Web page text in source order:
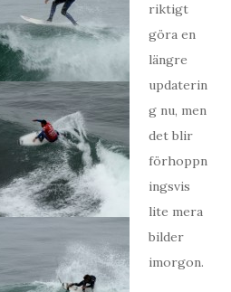
riktigt
göra en
längre
updaterin
g nu, men
det blir
förhoppn
ingsvis
lite mera
bilder
imorgon.